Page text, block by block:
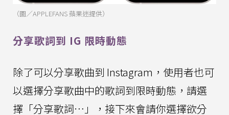
（圖／APPLEFANS 蘋果迷提供）
分享歌詞到 IG 限時動態
除了可以分享歌曲到 Instagram，使用者也可
以選擇分享歌曲中的歌詞到限時動態，請選
擇「分享歌詞⋯」，接下來會請你選擇欲分